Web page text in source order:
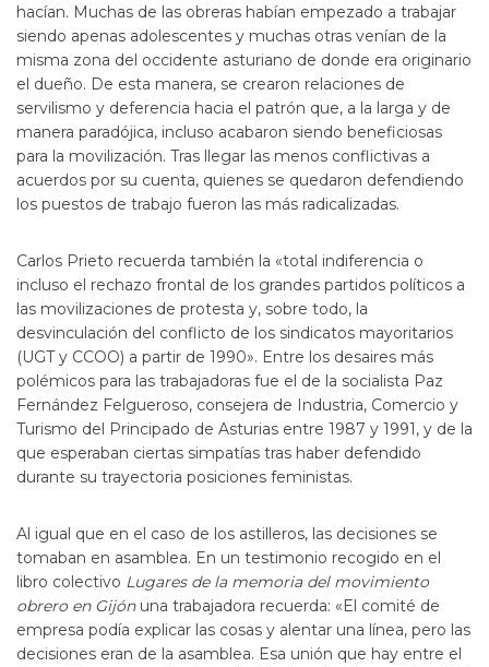
hacían. Muchas de las obreras habían empezado a trabajar
siendo apenas adolescentes y muchas otras venían de la
misma zona del occidente asturiano de donde era originario
el dueño. De esta manera, se crearon relaciones de
servilismo y deferencia hacia el patrón que, a la larga y de
manera paradójica, incluso acabaron siendo beneficiosas
para la movilización. Tras llegar las menos conflictivas a
acuerdos por su cuenta, quienes se quedaron defendiendo
los puestos de trabajo fueron las más radicalizadas.
Carlos Prieto recuerda también la «total indiferencia o
incluso el rechazo frontal de los grandes partidos políticos a
las movilizaciones de protesta y, sobre todo, la
desvinculación del conflicto de los sindicatos mayoritarios
(UGT y CCOO) a partir de 1990». Entre los desaires más
polémicos para las trabajadoras fue el de la socialista Paz
Fernández Felgueroso, consejera de Industria, Comercio y
Turismo del Principado de Asturias entre 1987 y 1991, y de la
que esperaban ciertas simpatías tras haber defendido
durante su trayectoria posiciones feministas.
Al igual que en el caso de los astilleros, las decisiones se
tomaban en asamblea. En un testimonio recogido en el
libro colectivo Lugares de la memoria del movimiento
obrero en Gijón una trabajadora recuerda: «El comité de
empresa podía explicar las cosas y alentar una línea, pero las
decisiones eran de la asamblea. Esa unión que hay entre el